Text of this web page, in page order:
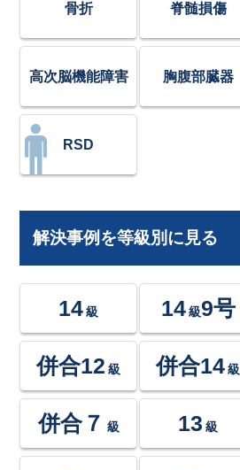
骨折 脊髄損傷
高次脳機能障害 胸腹部臓器
RSD
解決事例を等級別に見る
14 級 14級9号
併合12 級 併合14 級
併合７ 級 13 級